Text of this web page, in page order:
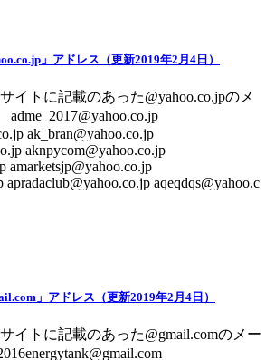
」アドレス（更新2019年2月4日）
イトに記載のあった@yahoo.co.jpのメ
ak_bran@yahoo.co.jp
aknpycom@yahoo.co.jp
amarketsjp@yahoo.co.jp
apradaclub@yahoo.co.jp aqeqdqs@yahoo.c
」アドレス（更新2019年2月4日）
イトに記載のあった@gmail.comのメー